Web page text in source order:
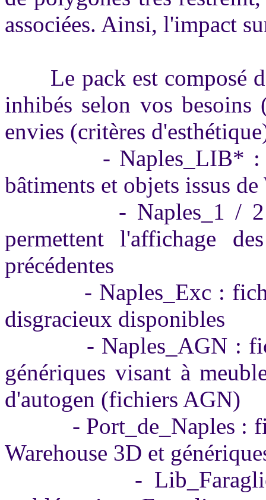
associées. Ainsi, l'impact
Le pack est composé
inhibés selon vos besoins
envies (critères
- Naples_LIB* : ces
bâtiments et objets issus
- Naples_1 / 2 / 3 :
permettent l'affichage
précédentes
- Naples_Exc : fichier
disgracieux disponibles
- Naples_AGN :
génériques visant à
d'autogen (fichiers AGN)
- Port_de_Naples :
Warehouse 3D et
-